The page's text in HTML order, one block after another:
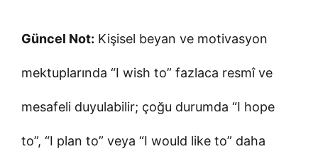
Güncel Not: Kişisel beyan ve motivasyon
mektuplarında “I wish to” fazlaca resmî ve
mesafeli duyulabilir; çoğu durumda “I hope
to”, “I plan to” veya “I would like to” daha